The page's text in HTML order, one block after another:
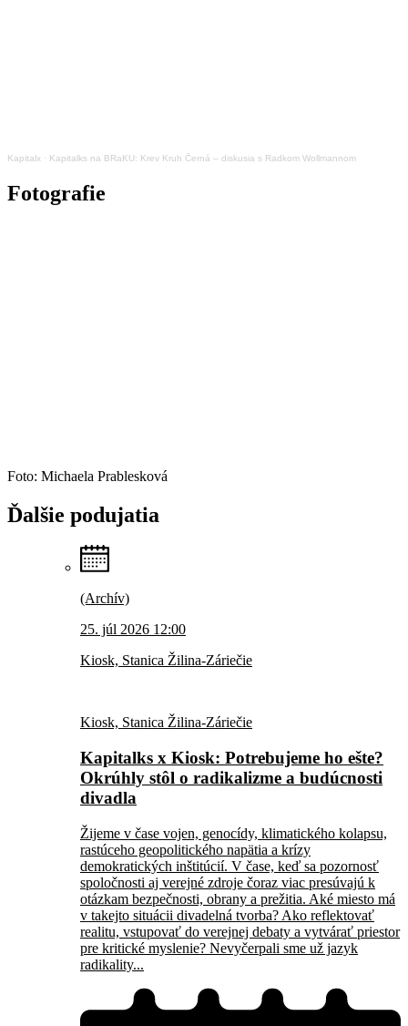
Kapitalx · Kapitalks na BRaKU: Krev Kruh Černá – diskusia s Radkom Wollmannom
Fotografie
Foto: Michaela Prablesková
Ďalšie podujatia
(Archív)
25. júl 2026 12:00
Kiosk, Stanica Žilina-Záriečie
Kiosk, Stanica Žilina-Záriečie
Kapitalks x Kiosk: Potrebujeme ho ešte?
Okrúhly stôl o radikalizme a budúcnosti
divadla
Žijeme v čase vojen, genocídy, klimatického kolapsu,
rastúceho geopolitického napätia a krízy
demokratických inštitúcií. V čase, keď sa pozornosť
spoločnosti aj verejné zdroje čoraz viac presúvajú k
otázkam bezpečnosti, obrany a prežitia. Aké miesto má
v takejto situácii divadelná tvorba? Ako reflektovať
realitu, vstupovať do verejnej debaty a vytvárať priestor
pre kritické myslenie? Nevyčerpali sme už jazyk
radikality...